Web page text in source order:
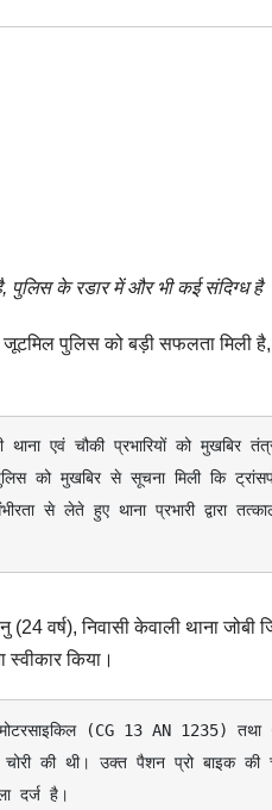
पुलिस के रडार में और भी कई संदिग्ध है
पुलिस को बड़ी सफलता मिली
को मुखबिर से सूचना मिली कि
से लेते हुए थाना प्रभारी द्वारा
वर्ष), निवासी केवाली थाना जोबी
किया।
की थी। उक्त पैशन प्रो बाइक की
दर्ज है।